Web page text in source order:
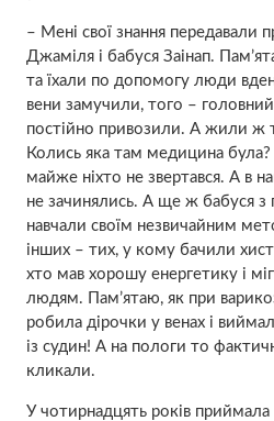
– Мені свої знання передавали
Джаміля і бабуся Заінап.
та їхали по допомогу люди
вени замучили, того – головний
постійно привозили. А жили ж
Колись яка там медицина була?
майже ніхто не звертався. А в
не зачинялись. А ще ж бабуся з
навчали своїм незвичайним
інших – тих, у кому бачили хист
хто мав хорошу енергетику і
людям. Пам’ятаю, як при
робила дірочки у венах і
із судин! А на пологи то
кликали.
У чотирнадцять років